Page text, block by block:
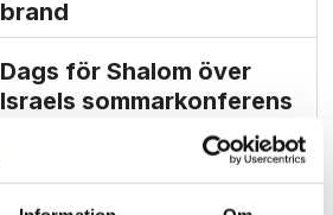
brand
Dags för Shalom över
Israels sommarkonferens